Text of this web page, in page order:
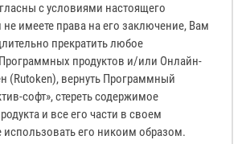
с условиями настоящего
имеете права на его заключение, Вам
прекратить любое
продуктов и/или Онлайн-
(Rutoken), вернуть Программный
софт», стереть содержимое
и все его части в своем
использовать его никоим образом.